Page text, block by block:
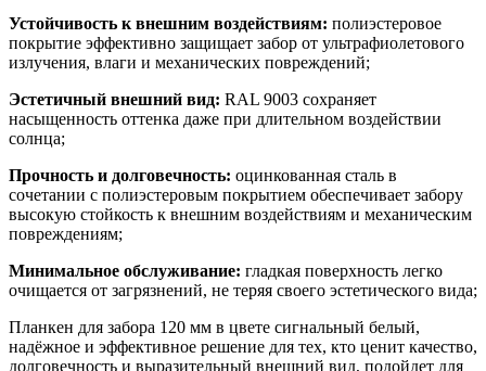
Устойчивость к внешним воздействиям: полиэстеровое
покрытие эффективно защищает забор от ультрафиолетового
излучения, влаги и механических повреждений;
Эстетичный внешний вид: RAL 9003 сохраняет
насыщенность оттенка даже при длительном воздействии
солнца;
Прочность и долговечность: оцинкованная сталь в
сочетании с полиэстеровым покрытием обеспечивает забору
высокую стойкость к внешним воздействиям и механическим
повреждениям;
Минимальное обслуживание: гладкая поверхность легко
очищается от загрязнений, не теряя своего эстетического вида;
Планкен для забора 120 мм в цвете сигнальный белый,
надёжное и эффективное решение для тех, кто ценит качество,
долговечность и выразительный внешний вид, подойдет для